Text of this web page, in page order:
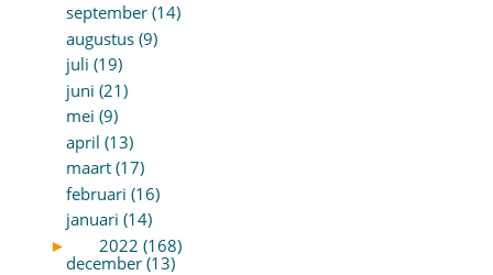
september (14)
augustus (9)
juli (19)
juni (21)
mei (9)
april (13)
maart (17)
februari (16)
januari (14)
►
2022 (168)
december (13)